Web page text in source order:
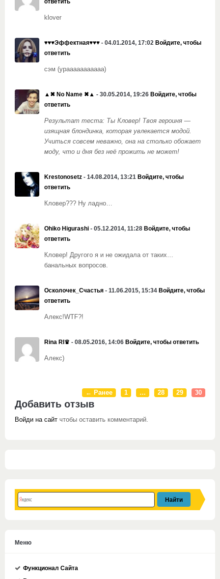
ответить
klover
♥♥♥Эффектная♥♥♥ - 04.01.2014, 17:02 Войдите, чтобы
ответить
сэм (урааааааааааа)
▲✖ No Name ✖▲ - 30.05.2014, 19:26 Войдите, чтобы
ответить
Результат теста: Ты Кловер! Твоя героиня —
изящная блондинка, которая увлекается модой.
Учиться совсем неважно, она на столько обожает
моду, что и дня без неё прожить не может!
Krestonosetz - 14.08.2014, 13:21 Войдите, чтобы
ответить
Кловер??? Ну ладно…
Ohiko Higurashi - 05.12.2014, 11:28 Войдите, чтобы
ответить
Кловер! Другого я и не ожидала от таких…
банальных вопросов.
Осколочек_Счастья - 11.06.2015, 15:34 Войдите, чтобы
ответить
Алекс!WTF?!
Rina RI♛ - 08.05.2016, 14:06 Войдите, чтобы ответить
Алекс)
← Ранее 1 … 28 29 30
Добавить отзыв
Войди на сайт чтобы оставить комментарий.
Меню
Функционал Сайта